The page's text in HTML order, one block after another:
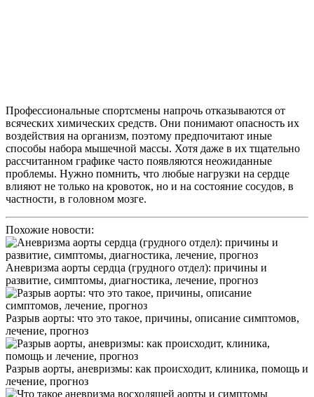
Профессиональные спортсмены напрочь отказываются от
всяческих химических средств. Они понимают опасность их
воздействия на организм, поэтому предпочитают иные
способы набора мышечной массы. Хотя даже в их тщательно
рассчитанном графике часто появляются неожиданные
проблемы. Нужно помнить, что любые нагрузки на сердце
влияют не только на кровоток, но и на состояние сосудов, в
частности, в головном мозге.
Похожие новости:
Аневризма аорты сердца (грудного отдел): причины и
развитие, симптомы, диагностика, лечение, прогноз
Разрыв аорты: что это такое, причины, описание симптомов,
лечение, прогноз
Разрыв аорты, аневризмы: как происходит, клиника, помощь и
лечение, прогноз